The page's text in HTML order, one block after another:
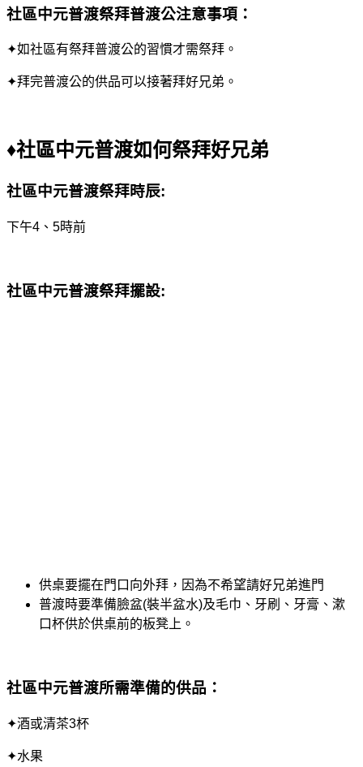
社區中元普渡祭拜普渡公注意事項：
✦如社區有祭拜普渡公的習慣才需祭拜。
✦拜完普渡公的供品可以接著拜好兄弟。
♦社區中元普渡如何祭拜好兄弟
社區中元普渡祭拜時辰:
下午4、5時前
社區中元普渡祭拜擺設:
供桌要擺在門口向外拜，因為不希望請好兄弟進門
普渡時要準備臉盆(裝半盆水)及毛巾、牙刷、牙膏、漱
口杯供於供桌前的板凳上。
社區中元普渡所需準備的供品：
✦酒或清茶3杯
✦水果